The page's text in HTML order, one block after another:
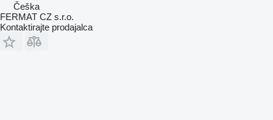
Češka
FERMAT CZ s.r.o.
Kontaktirajte prodajalca